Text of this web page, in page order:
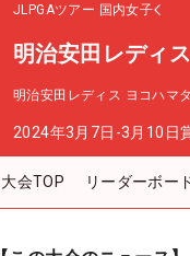
JLPGAツアー 国内女子
明治安田レディ
明治安田レディス ヨコハマ
2024年3月7日-3月10日
大会TOP リーダーボー